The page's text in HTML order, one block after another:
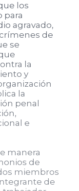
los
para
agravado,
de
se
la
y
la
penal
e
manera
de
miembros
de